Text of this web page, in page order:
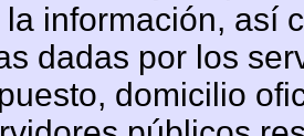
información, así
dadas por los
domicilio